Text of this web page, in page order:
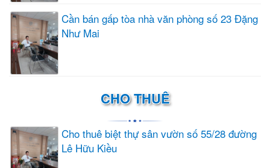
Cần bán gấp tòa nhà văn phòng số 23 Đặng
Như Mai
CHO THUÊ
Cho thuê biệt thự sân vườn số 55/28 đường
Lê Hữu Kiều